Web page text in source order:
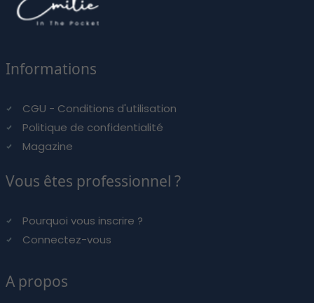
Informations
CGU - Conditions d'utilisation
Politique de confidentialité
Magazine
Vous êtes professionnel ?
Pourquoi vous inscrire ?
Connectez-vous
A propos